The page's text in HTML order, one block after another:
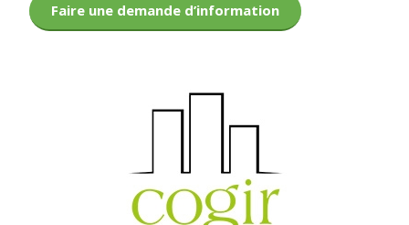
Faire une demande d’information